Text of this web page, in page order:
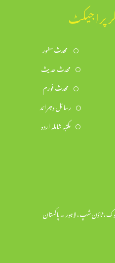
پراجیکٹ
محدث سٹور
محدث حدیث
محدث فورم
رسائل وجرائد
مکتبہ شاملہ اردو
ٹاؤن شپ، لاہور ۔ پاکستان